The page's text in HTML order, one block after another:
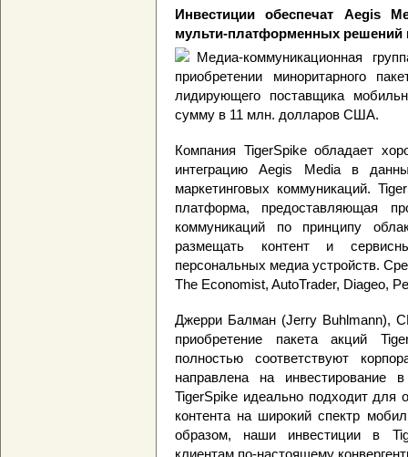
Инвестиции обеспечат Aegis
мульти-платформенных решений
Медиа-коммуникационная
приобретении миноритарного
лидирующего поставщика
сумму в 11 млн. долларов США.
Компания TigerSpike обладает
интеграцию Aegis Media в
маркетинговых коммуникаций.
платформа, предоставляющая
коммуникаций по принципу
размещать контент и
персональных медиа устройств.
The Economist, AutoTrader, Diageo,
Джерри Балман (Jerry Buhlmann),
приобретение пакета акций
полностью соответствуют
направлена на инвестирование
TigerSpike идеально подходит для
контента на широкий спектр
образом, наши инвестиции в